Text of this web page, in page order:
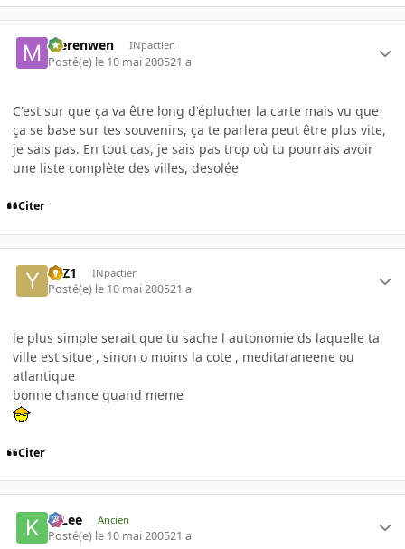
Merenwen INpactien
Posté(e) le 10 mai 200521 a
C'est sur que ça va être long d'éplucher la carte mais vu que
ça se base sur tes souvenirs, ça te parlera peut être plus vite,
je sais pas. En tout cas, je sais pas trop où tu pourrais avoir
une liste complète des villes, desolée
Citer
YaZ1 INpactien
Posté(e) le 10 mai 200521 a
le plus simple serait que tu sache l autonomie ds laquelle ta
ville est situe , sinon o moins la cote , meditaraneene ou
atlantique
bonne chance quand meme
Citer
K-Lee Ancien
Posté(e) le 10 mai 200521 a